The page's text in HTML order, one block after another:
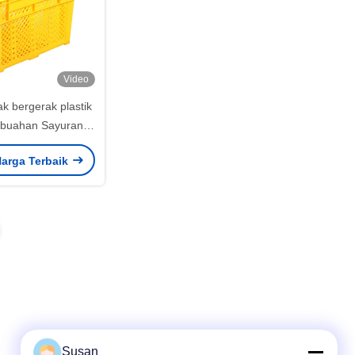
Video
bergerak plastik
Sayuran
590x410x330mm
Terbaik
Susan